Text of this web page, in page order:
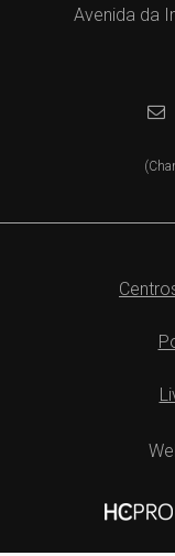
Avenida da